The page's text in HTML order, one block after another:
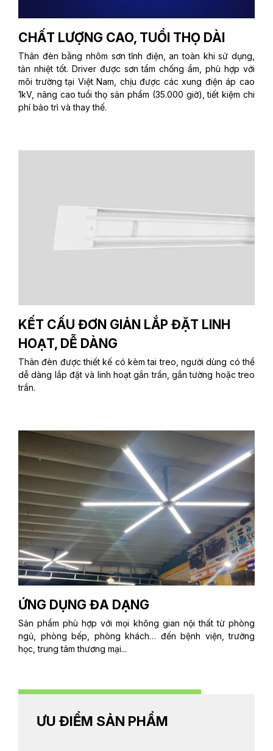
CHẤT LƯỢNG CAO, TUỔI THỌ DÀI
Thân đèn bằng nhôm sơn tĩnh điện, an toàn khi sử dụng,
tản nhiệt tốt. Driver được sơn tẩm chống ẩm, phù hợp với
môi trường tại Việt Nam, chịu được các xung điện áp cao
1kV, nâng cao tuổi thọ sản phẩm (35.000 giờ), tiết kiệm chi
phí bảo trì và thay thế.
KẾT CẤU ĐƠN GIẢN LẮP ĐẶT LINH
HOẠT, DỄ DÀNG
Thân đèn được thiết kế có kèm tai treo, người dùng có thể
dễ dàng lắp đặt và linh hoạt gắn trần, gắn tường hoặc treo
trần.
ỨNG DỤNG ĐA DẠNG
Sản phẩm phù hợp với mọi không gian nội thất từ phòng
ngủ, phòng bếp, phòng khách… đến bệnh viện, trường
học, trung tâm thương mại...
ƯU ĐIỂM SẢN PHẨM